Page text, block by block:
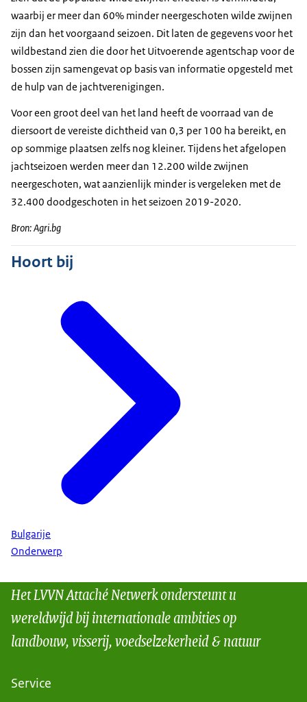
waarbij er meer dan 60% minder neergeschoten wilde zwijnen
zijn dan het voorgaand seizoen. Dit laten de gegevens voor het
wildbestand zien die door het Uitvoerende agentschap voor de
bossen zijn samengevat op basis van informatie opgesteld met
de hulp van de jachtverenigingen.
Voor een groot deel van het land heeft de voorraad van de
diersoort de vereiste dichtheid van 0,3 per 100 ha bereikt, en
op sommige plaatsen zelfs nog kleiner. Tijdens het afgelopen
jachtseizoen werden meer dan 12.200 wilde zwijnen
neergeschoten, wat aanzienlijk minder is vergeleken met de
32.400 doodgeschoten in het seizoen 2019-2020.
Bron: Agri.bg
Hoort bij
Bulgarije
Onderwerp
Het LVVN Attaché Netwerk ondersteunt u
wereldwijd bij internationale ambities op
landbouw, visserij, voedselzekerheid & natuur
Service